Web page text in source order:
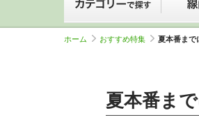
ホーム おすすめ特集 夏本番まで
夏本番ま